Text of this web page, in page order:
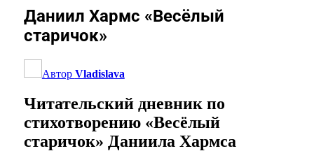
Даниил Хармс «Весёлый
старичок»
Автор Vladislava
Читательский дневник по
стихотворению «Весёлый
старичок» Даниила Хармса